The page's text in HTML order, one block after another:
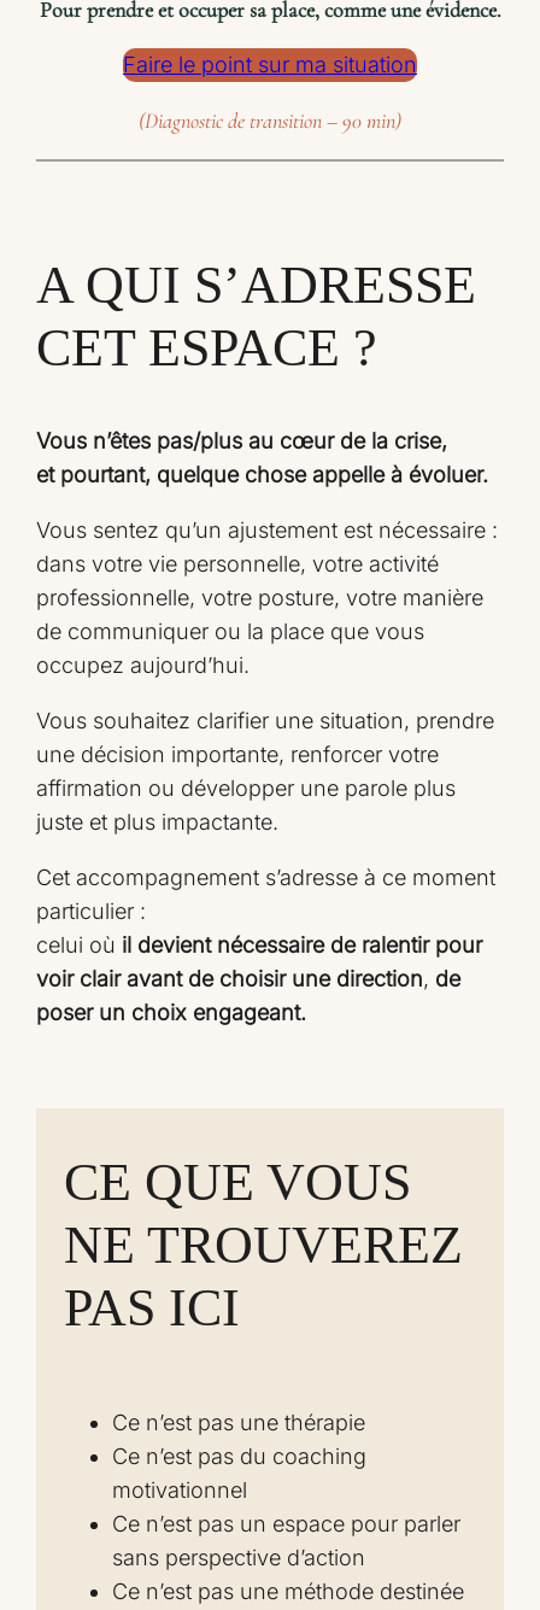
Pour prendre et occuper sa place, comme une évidence.
Faire le point sur ma situation
(Diagnostic de transition – 90 min)
A QUI S’ADRESSE
CET ESPACE ?
Vous n’êtes pas/plus au cœur de la crise,
et pourtant, quelque chose appelle à évoluer.
Vous sentez qu’un ajustement est nécessaire :
dans votre vie personnelle, votre activité
professionnelle, votre posture, votre manière
de communiquer ou la place que vous
occupez aujourd’hui.
Vous souhaitez clarifier une situation, prendre
une décision importante, renforcer votre
affirmation ou développer une parole plus
juste et plus impactante.
Cet accompagnement s’adresse à ce moment
particulier :
celui où il devient nécessaire de ralentir pour
voir clair avant de choisir une direction, de
poser un choix engageant.
CE QUE VOUS
NE TROUVEREZ
PAS ICI
Ce n’est pas une thérapie
Ce n’est pas du coaching
motivationnel
Ce n’est pas un espace pour parler
sans perspective d’action
Ce n’est pas une méthode destinée